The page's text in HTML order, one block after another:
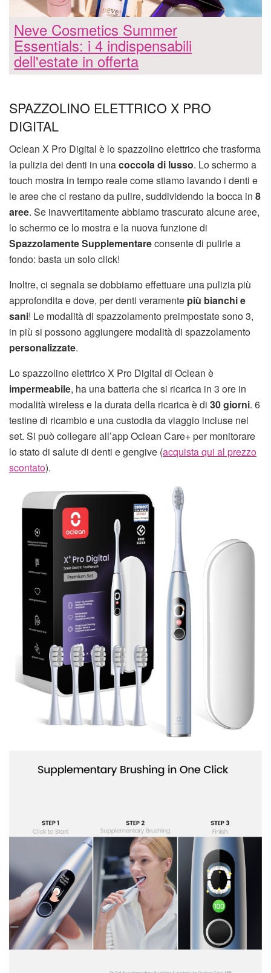
Neve Cosmetics Summer
Essentials: i 4 indispensabili
dell'estate in offerta
SPAZZOLINO ELETTRICO X PRO
DIGITAL
Oclean X Pro Digital è lo spazzolino elettrico che trasforma
la pulizia dei denti in unacoccola di lusso. Lo schermo a
touch mostra in tempo reale come stiamo lavando i denti e
le aree che ci restano da pulire, suddividendo la bocca in 8
aree. Se inavvertitamente abbiamo trascurato alcune aree,
lo schermo ce lo mostra e la nuova funzione di
Spazzolamente Supplementareconsente di pulirle a
fondo: basta un solo click!
Inoltre, ci segnala se dobbiamo effettuare una pulizia più
approfondita e dove, per denti veramente più bianchi e
sani! Le modalità di spazzolamento preimpostate sono 3,
in più si possono aggiungere modalità di spazzolamento
personalizzate.
Lo spazzolino elettrico X Pro Digital di Oclean è
impermeabile, ha una batteria che si ricarica in 3 ore in
modalità wireless e la durata della ricarica è di 30 giorni. 6
testine di ricambio e una custodia da viaggio incluse nel
set. Si può collegare all’app Oclean Care+ per monitorare
lo stato di salute di denti e gengive (acquista qui al prezzo
scontato).